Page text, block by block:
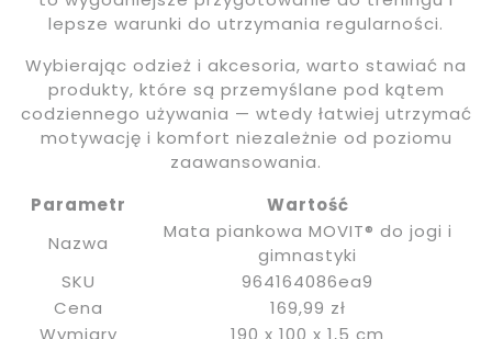
lepsze warunki do utrzymania regularności.
Wybierając odzież i akcesoria, warto stawiać na
produkty, które są przemyślane pod kątem
codziennego używania — wtedy łatwiej utrzymać
motywację i komfort niezależnie od poziomu
zaawansowania.
Parametr
Wartość
Nazwa
Mata piankowa MOVIT® do jogi i
gimnastyki
SKU
964164086ea9
Cena
169,99 zł
Wymiary
190 x 100 x 1,5 cm